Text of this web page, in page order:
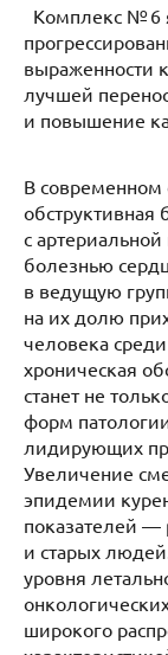
Комплекс № 6
выраженности
лучшей
и повышение
В современном
обструктивная
с
болезнью
в ведущую
на их долю
человека
хроническая
станет не
форм
лидирующих
Увеличение
эпидемии
показателей —
и старых
уровня
широкого